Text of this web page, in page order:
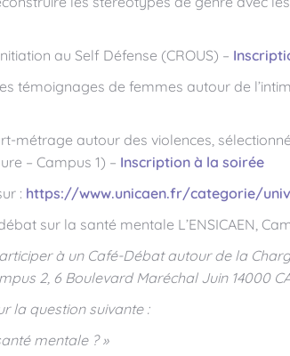
au Self Défense (CROUS) –
témoignages de femmes autour de
métrage autour des violences,
– Campus 1) – Inscription à la soirée
: https://www.unicaen.fr/categorie/
sur la santé mentale L’ENSICAEN,
à un Café-Débat autour de la
2, 6 Boulevard Maréchal Juin 14000
la question suivante :
mentale ? »